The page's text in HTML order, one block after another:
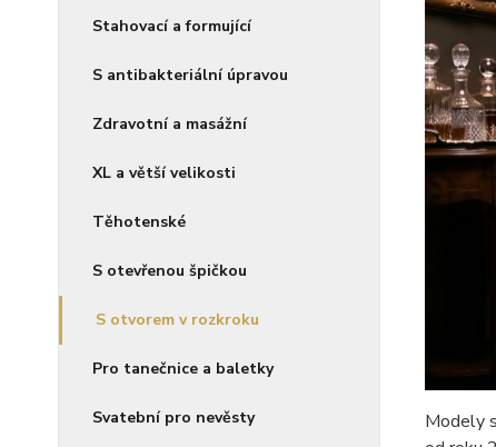
Stahovací a formující
S antibakteriální úpravou
Zdravotní a masážní
XL a větší velikosti
Těhotenské
S otevřenou špičkou
S otvorem v rozkroku
Pro tanečnice a baletky
Svatební pro nevěsty
Modely